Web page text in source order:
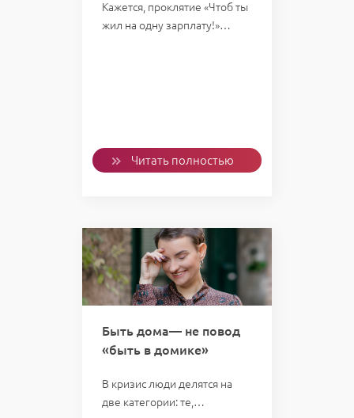
Кажется, проклятие «Чтоб ты
жил на одну зарплату!»…
Читать полностью
Быть дома— не повод
«быть в домике»
В кризис люди делятся на
две категории: те,…